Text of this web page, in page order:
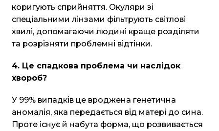
коригують сприйняття. Окуляри зі
спеціальними лінзами фільтрують світлові
хвилі, допомагаючи людині краще розділяти
та розрізняти проблемні відтінки.
4. Це спадкова проблема чи наслідок
хвороб?
У 99% випадків це вроджена генетична
аномалія, яка передається від матері до сина.
Проте існує й набута форма, що розвивається